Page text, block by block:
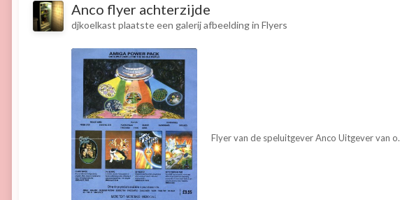
Anco flyer achterzijde
djkoelkast plaatste een galerij afbeelding in Flyers
Flyer van de speluitgever Anco Uitgever van